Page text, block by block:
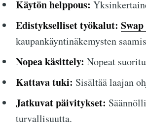
Käytön helppous:
Edistykselliset työkalut:
kaupankäyntinäkemysten
Nopea käsittely: Nopeat
Kattava tuki: Sisältää laajan
Jatkuvat päivitykset:
turvallisuutta.